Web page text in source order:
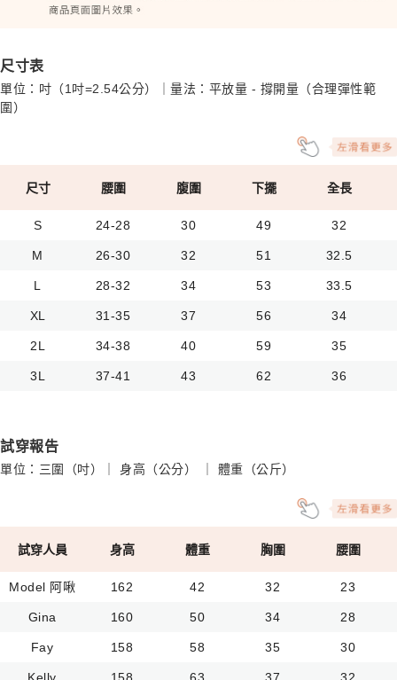
尺寸表
單位：吋（1吋=2.54公分）｜量法：平放量 - 撐開量（合理彈性範
圍）
尺寸 腰圍 腹圍 下擺 全長
S 24-28 30 49 32
M 26-30 32 51 32.5
L 28-32 34 53 33.5
XL 31-35 37 56 34
2L 34-38 40 59 35
3L 37-41 43 62 36
試穿報告
單位：三圍（吋）｜ 身高（公分） ｜ 體重（公斤）
試穿人員 身高 體重 胸圍 腰圍
Model 阿啾 162 42 32 23
Gina 160 50 34 28
Fay 158 58 35 30